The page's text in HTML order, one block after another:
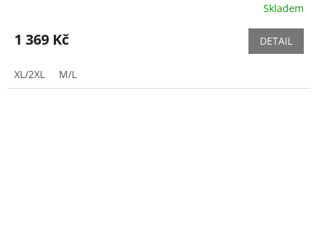
Skladem
1 369 Kč DETAIL
XL/2XL M/L